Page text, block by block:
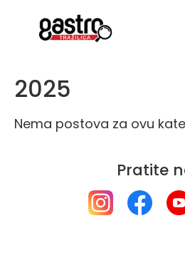
2025
Nema postova za ovu
Pratite